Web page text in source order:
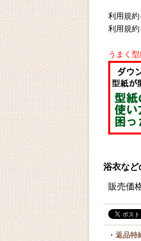
利用規約
利用規約
うまく
浴衣など
販売価
返品特